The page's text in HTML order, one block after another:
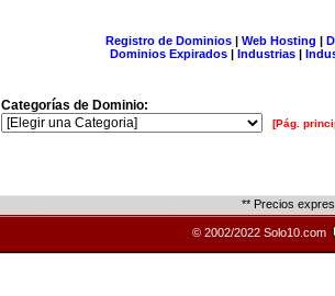
Registro de Dominios| Web Hosting |
Dominios Expirados | Industrias |
Categorías de Dominio:
[Pág.
** Precios
© 2002/2022 Solo10.com